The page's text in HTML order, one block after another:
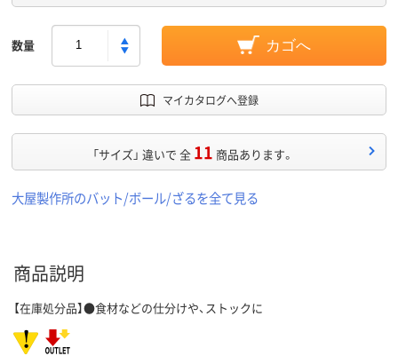
数量 カゴへ
マイカタログへ登録
「サイズ」 違いで 全 11 商品あります。
大屋製作所のバット/ボール/ざるを全て見る
商品説明
【在庫処分品】●食材などの仕分けや、ストックに